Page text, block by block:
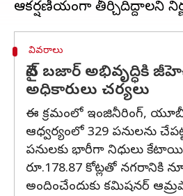
వివరాలు
నైట్ బజార్ అభివృద్ధికి
అధికారులు చర్యలు
ఈ క్రమంలో ఇంజినీరింగ్,
ఆధ్వర్యంలో 329 పనులను
పనులకు భారీగా నిధులు
రూ.178.87 కోట్లతో నగరానికి
అందించేందుకు కమిషనర్